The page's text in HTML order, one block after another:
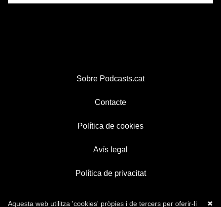
Sobre Podcasts.cat
Contacte
Política de cookies
Avís legal
Política de privacitat
✖
Aquesta web utilitza 'cookies' pròpies i de tercers per oferir-li